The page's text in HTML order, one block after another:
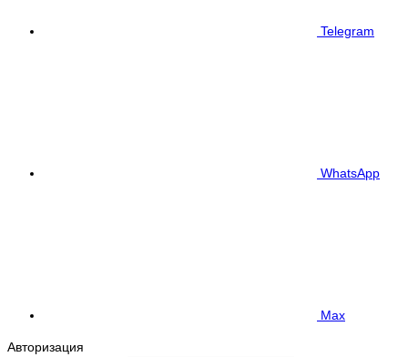
Telegram
WhatsApp
Max
Авторизация